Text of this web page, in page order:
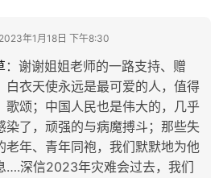
2023年1月18日 下午8:30
： 谢谢姐姐老师的一路支持、赠
白衣天使永远是最可爱的人，值得
歌颂；中国人民也是伟大的，几乎
染了，顽强的与病魔搏斗；那些失
老年、青年同袍，我们默默地为他
….深信2023年灾难会过去，我们